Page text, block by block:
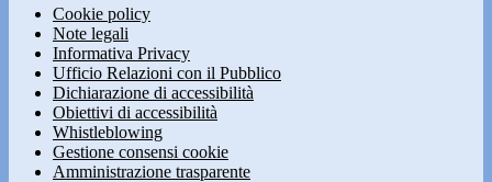
Cookie policy
Note legali
Informativa Privacy
Ufficio Relazioni con il Pubblico
Dichiarazione di accessibilità
Obiettivi di accessibilità
Whistleblowing
Gestione consensi cookie
Amministrazione trasparente